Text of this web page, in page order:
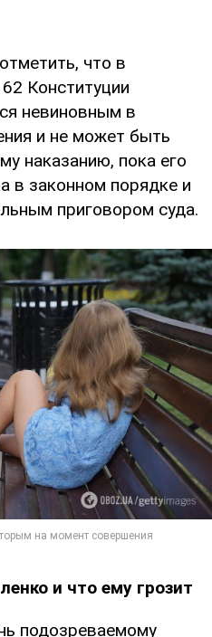
что в
Конституции
невиновным в
и не может быть
наказанию, пока его
в законном порядке и
приговором суда.
и что ему грозит
подозреваемому